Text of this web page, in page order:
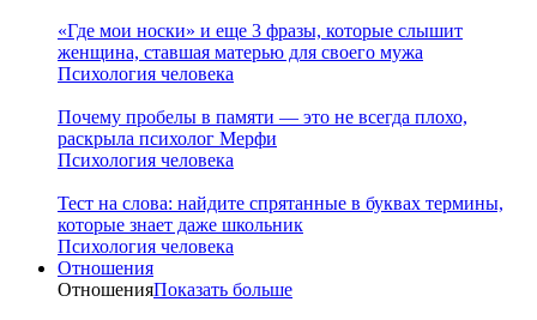
«Где мои носки» и еще 3 фразы, которые слышит
женщина, ставшая матерью для своего мужа
Психология человека
Почему пробелы в памяти — это не всегда плохо,
раскрыла психолог Мерфи
Психология человека
Тест на слова: найдите спрятанные в буквах термины,
которые знает даже школьник
Психология человека
Отношения
ОтношенияПоказать больше